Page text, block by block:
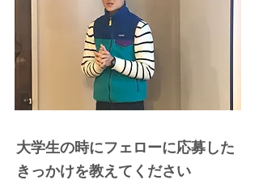
大学生の時にフェローに応募した
きっかけを教えてください